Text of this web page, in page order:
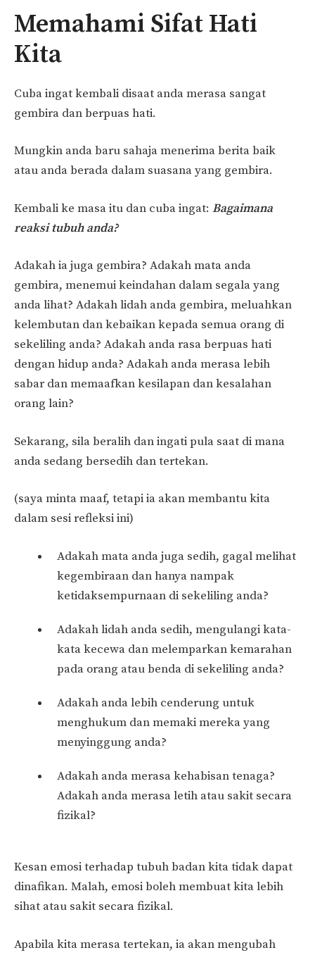
Memahami Sifat Hati
Kita
Cuba ingat kembali disaat anda merasa sangat
gembira dan berpuas hati.
Mungkin anda baru sahaja menerima berita baik
atau anda berada dalam suasana yang gembira.
Kembali ke masa itu dan cuba ingat: Bagaimana
reaksi tubuh anda?
Adakah ia juga gembira? Adakah mata anda
gembira, menemui keindahan dalam segala yang
anda lihat? Adakah lidah anda gembira, meluahkan
kelembutan dan kebaikan kepada semua orang di
sekeliling anda? Adakah anda rasa berpuas hati
dengan hidup anda? Adakah anda merasa lebih
sabar dan memaafkan kesilapan dan kesalahan
orang lain?
Sekarang, sila beralih dan ingati pula saat di mana
anda sedang bersedih dan tertekan.
(saya minta maaf, tetapi ia akan membantu kita
dalam sesi refleksi ini)
Adakah mata anda juga sedih, gagal melihat
kegembiraan dan hanya nampak
ketidaksempurnaan di sekeliling anda?
Adakah lidah anda sedih, mengulangi kata-
kata kecewa dan melemparkan kemarahan
pada orang atau benda di sekeliling anda?
Adakah anda lebih cenderung untuk
menghukum dan memaki mereka yang
menyinggung anda?
Adakah anda merasa kehabisan tenaga?
Adakah anda merasa letih atau sakit secara
fizikal?
Kesan emosi terhadap tubuh badan kita tidak dapat
dinafikan. Malah, emosi boleh membuat kita lebih
sihat atau sakit secara fizikal.
Apabila kita merasa tertekan, ia akan mengubah